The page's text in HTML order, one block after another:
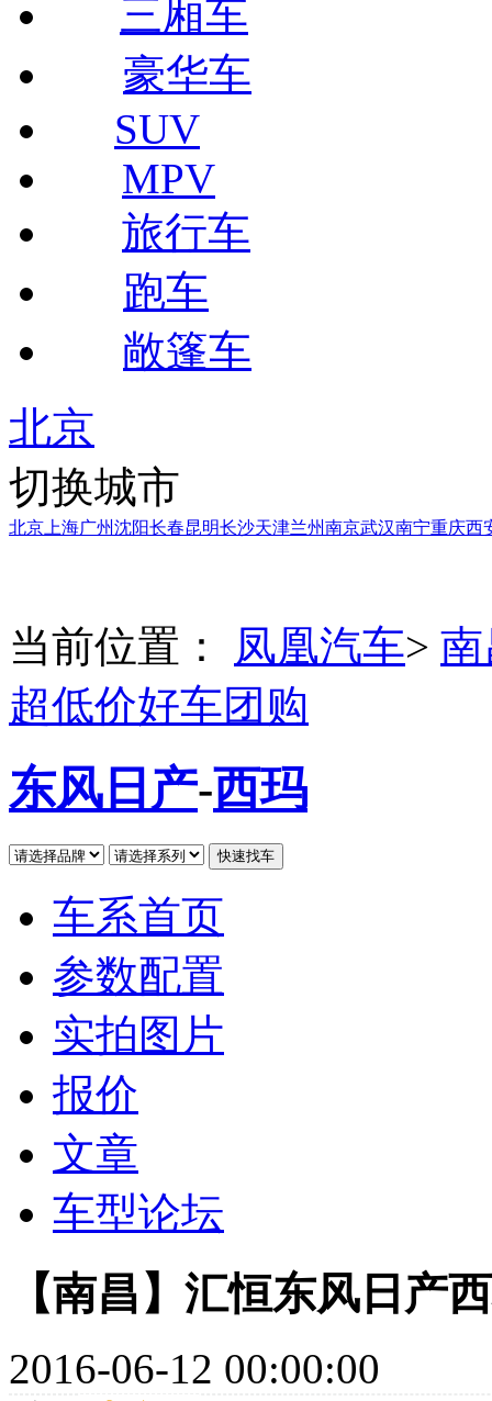
三厢车
豪华车
SUV
MPV
旅行车
跑车
敞篷车
北京
切换城市
北京 上海广州沈阳长春昆明长沙天津兰州南京武汉南宁重庆西
当前位置： 凤凰汽车>
超低价好车团购
东风日产-西玛
车系首页
参数配置
实拍图片
报价
文章
车型论坛
【南昌】汇恒东风日产
2016-06-12 00:00:00